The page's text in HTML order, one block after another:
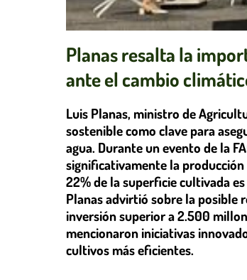
Planas resalta la
ante el cambio
Luis Planas, ministro de
sostenible como clave para
agua. Durante un evento de la
significativamente la producción
22% de la superficie cultivada
Planas advirtió sobre la posible
inversión superior a 2.500
mencionaron iniciativas
cultivos más eficientes.